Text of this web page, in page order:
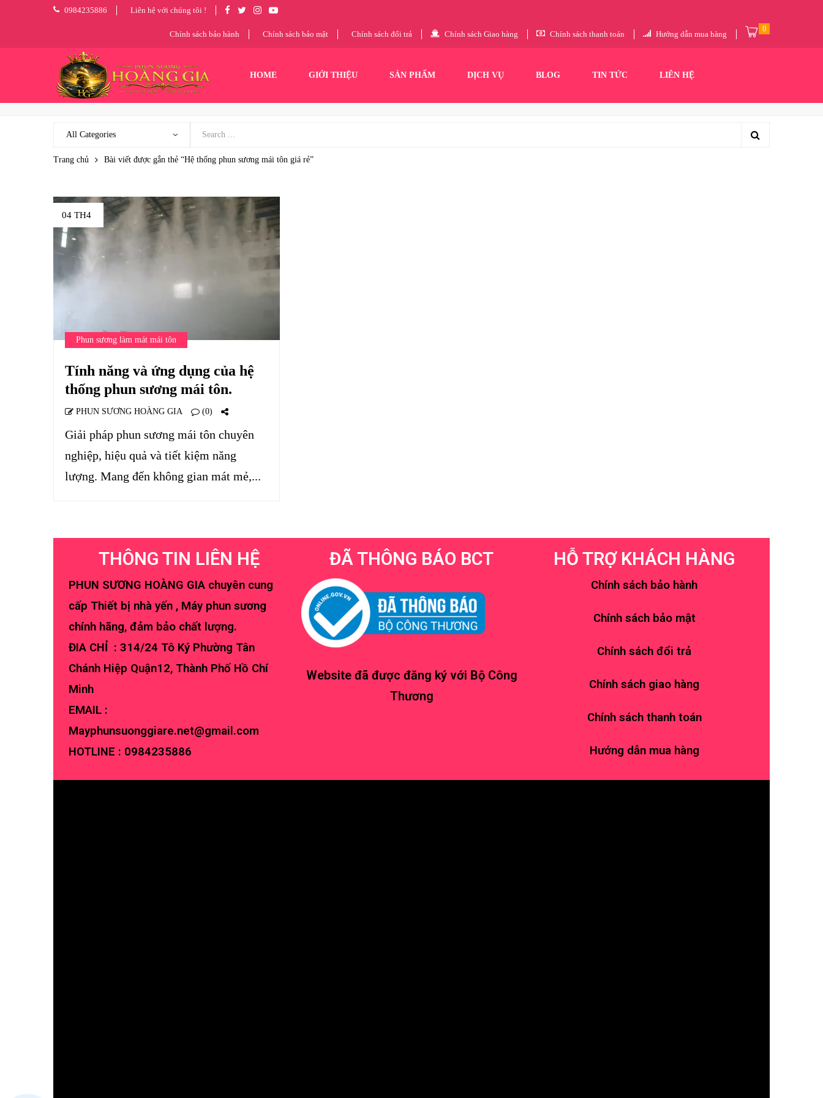
0984235886 Liên hệ với chúng tôi !
Chính sách bảo hành Chính sách bảo mật Chính sách đổi trả Chính sách Giao hàng Chính sách thanh toán Hướng dẫn mua hàng
0
HOME GIỚI THIỆU SẢN PHẨM DỊCH VỤ BLOG TIN TỨC LIÊN HỆ
Trang chủ Bài viết được gắn thẻ “Hệ thống phun sương mái tôn giá rẻ”
04 TH4
Phun sương làm mát mái tôn
Tính năng và ứng dụng của hệ
thống phun sương mái tôn.
PHUN SƯƠNG HOÀNG GIA (0)
Giải pháp phun sương mái tôn chuyên
nghiệp, hiệu quả và tiết kiệm năng
lượng. Mang đến không gian mát mẻ,...
THÔNG TIN LIÊN HỆ
PHUN SƯƠNG HOÀNG GIA chuyên cung
cấp Thiết bị nhà yến , Máy phun sương
chính hãng, đảm bảo chất lượng.
ĐIA CHỈ : 314/24 Tô Ký Phường Tân
Chánh Hiệp Quận12, Thành Phố Hồ Chí
Minh
EMAIL :
Mayphunsuonggiare.net@gmail.com
HOTLINE : 0984235886
ĐÃ THÔNG BÁO BCT
Website đã được đăng ký với Bộ Công
Thương
HỖ TRỢ KHÁCH HÀNG
Chính sách bảo hành
Chính sách bảo mật
Chính sách đổi trả
Chính sách giao hàng
Chính sách thanh toán
Hướng dẫn mua hàng